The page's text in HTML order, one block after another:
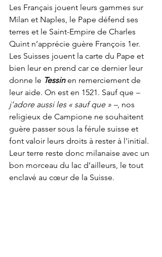
Les Français jouent leurs gammes sur
Milan et Naples, le Pape défend ses
terres et le Saint-Empire de Charles
Quint n’apprécie guère François 1er.
Les Suisses jouent la carte du Pape et
bien leur en prend car ce dernier leur
donne le Tessin en remerciement de
leur aide. On est en 1521. Sauf que –
j’adore aussi les « sauf que » –, nos
religieux de Campione ne souhaitent
guère passer sous la férule suisse et
font valoir leurs droits à rester à l'initial.
Leur terre reste donc milanaise avec un
bon morceau du lac d’ailleurs, le tout
enclavé au cœur de la Suisse.